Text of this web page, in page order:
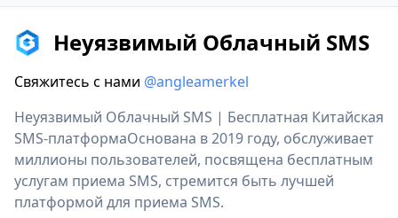
Неуязвимый Облачный SMS
Свяжитесь с нами @angleamerkel
Неуязвимый Облачный SMS | Бесплатная Китайская
SMS-платформаОснована в 2019 году, обслуживает
миллионы пользователей, посвящена бесплатным
услугам приема SMS, стремится быть лучшей
платформой для приема SMS.